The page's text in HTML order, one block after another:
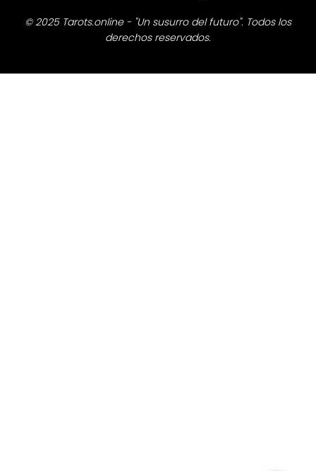
© 2025 Tarots.online - "Un susurro del futuro". Todos los
derechos reservados.